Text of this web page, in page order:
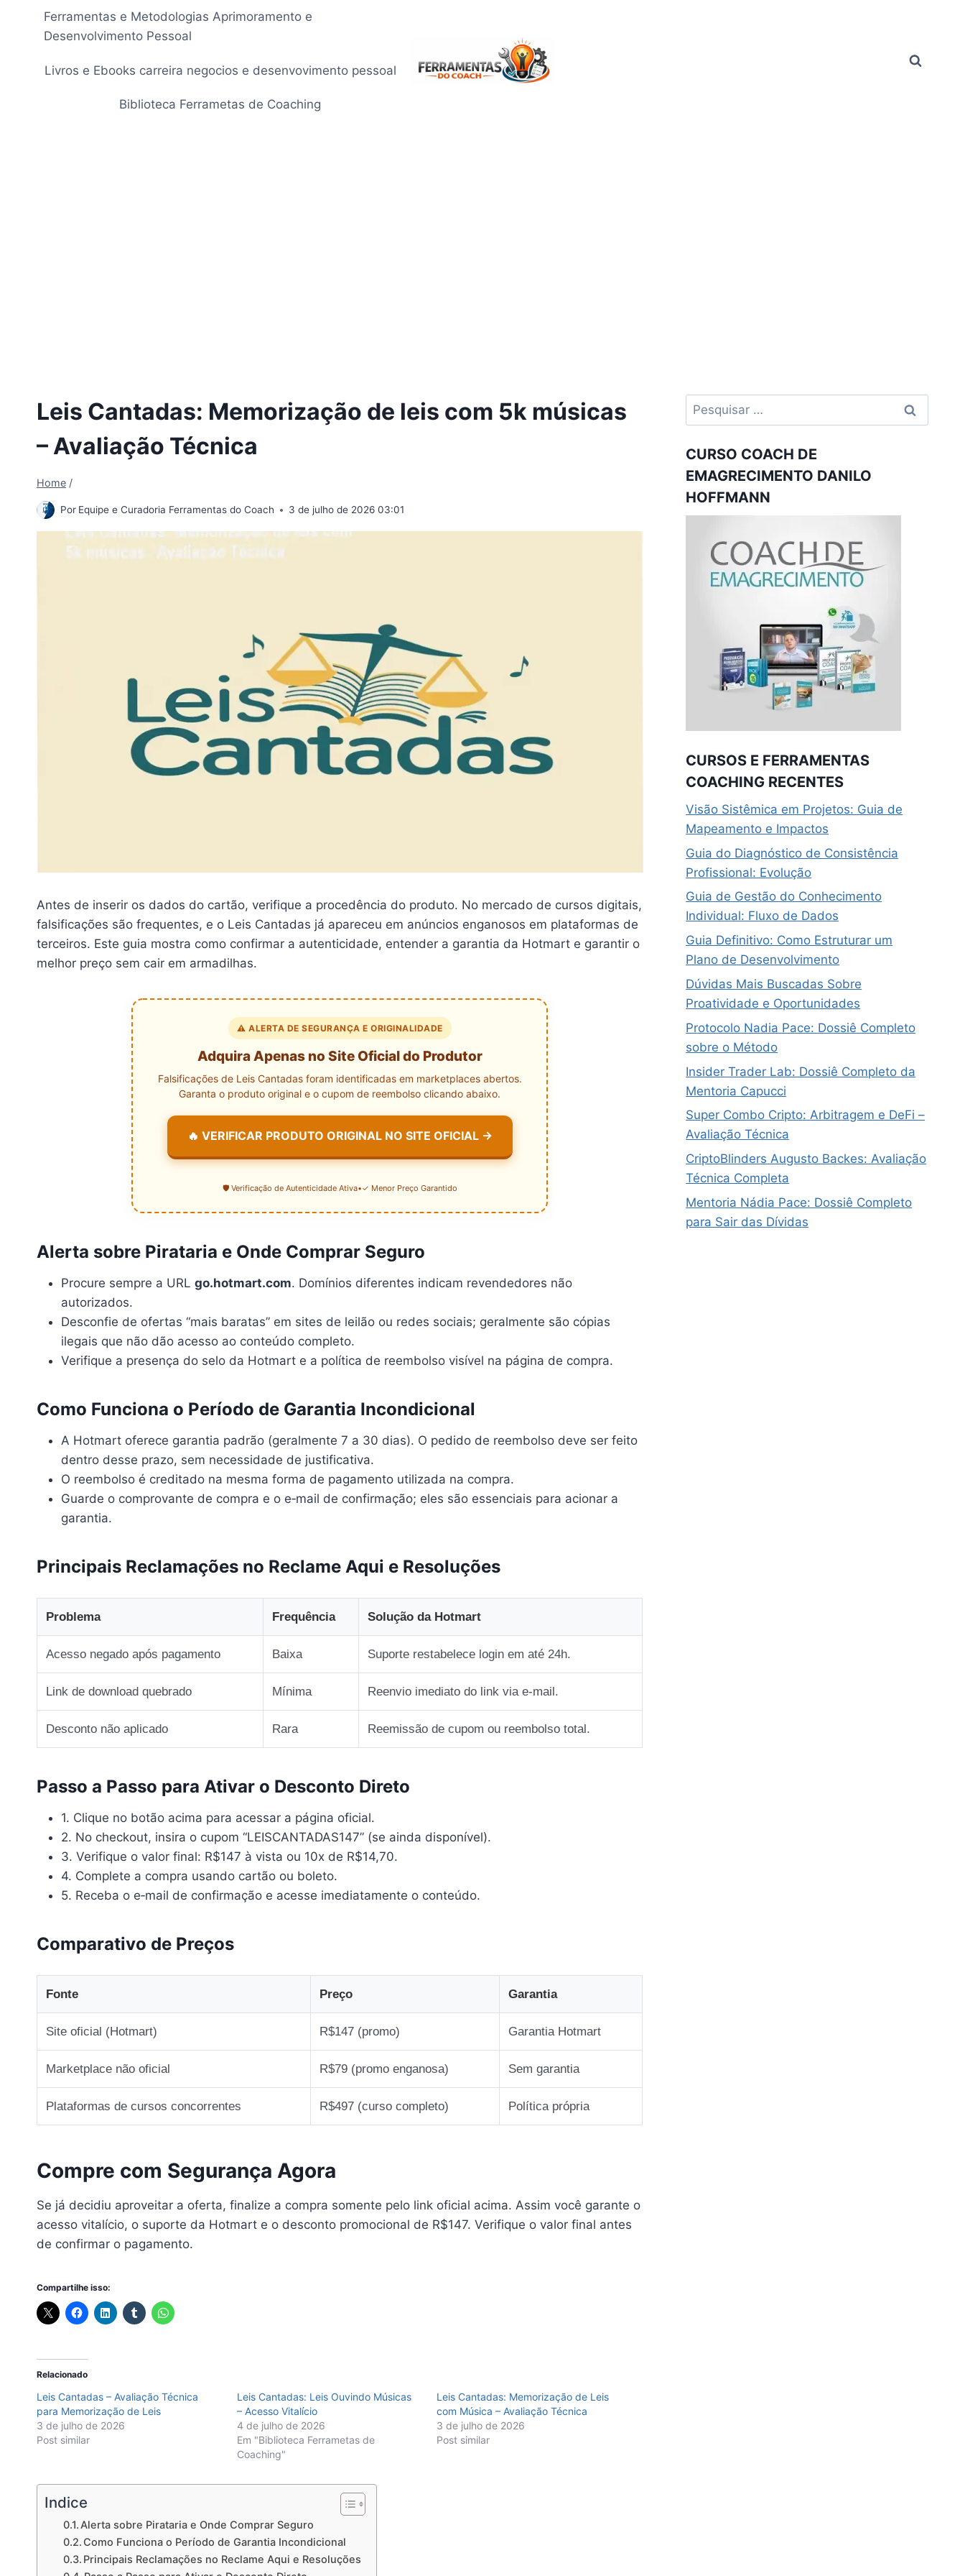
Conteúdo
Ferramentas e Metodologias Aprimoramento e
Desenvolvimento Pessoal
Livros e Ebooks carreira negocios e desenvovimento pessoal
Biblioteca Ferrametas de Coaching
Leis Cantadas: Memorização de leis com 5k músicas
– Avaliação Técnica
Home /
Por Equipe e Curadoria Ferramentas do Coach 3 de julho de 2026 03:01
Antes de inserir os dados do cartão, verifique a procedência do produto. No mercado de cursos digitais,
falsificações são frequentes, e o Leis Cantadas já apareceu em anúncios enganosos em plataformas de
terceiros. Este guia mostra como confirmar a autenticidade, entender a garantia da Hotmart e garantir o
melhor preço sem cair em armadilhas.
⚠️ ALERTA DE SEGURANÇA E ORIGINALIDADE
Adquira Apenas no Site Oficial do Produtor
Falsificações de Leis Cantadas foram identificadas em marketplaces abertos.
Garanta o produto original e o cupom de reembolso clicando abaixo.
🔥 VERIFICAR PRODUTO ORIGINAL NO SITE OFICIAL →
🛡️ Verificação de Autenticidade Ativa•✓ Menor Preço Garantido
Alerta sobre Pirataria e Onde Comprar Seguro
Procure sempre a URL go.hotmart.com. Domínios diferentes indicam revendedores não
autorizados.
Desconfie de ofertas “mais baratas” em sites de leilão ou redes sociais; geralmente são cópias
ilegais que não dão acesso ao conteúdo completo.
Verifique a presença do selo da Hotmart e a política de reembolso visível na página de compra.
Como Funciona o Período de Garantia Incondicional
A Hotmart oferece garantia padrão (geralmente 7 a 30 dias). O pedido de reembolso deve ser feito
dentro desse prazo, sem necessidade de justificativa.
O reembolso é creditado na mesma forma de pagamento utilizada na compra.
Guarde o comprovante de compra e o e‑mail de confirmação; eles são essenciais para acionar a
garantia.
Principais Reclamações no Reclame Aqui e Resoluções
Problema Frequência Solução da Hotmart
Acesso negado após pagamento Baixa Suporte restabelece login em até 24h.
Link de download quebrado Mínima Reenvio imediato do link via e‑mail.
Desconto não aplicado Rara Reemissão de cupom ou reembolso total.
Passo a Passo para Ativar o Desconto Direto
1. Clique no botão acima para acessar a página oficial.
2. No checkout, insira o cupom “LEISCANTADAS147” (se ainda disponível).
3. Verifique o valor final: R$147 à vista ou 10x de R$14,70.
4. Complete a compra usando cartão ou boleto.
5. Receba o e‑mail de confirmação e acesse imediatamente o conteúdo.
Comparativo de Preços
Fonte Preço Garantia
Site oficial (Hotmart) R$147 (promo) Garantia Hotmart
Marketplace não oficial R$79 (promo enganosa) Sem garantia
Plataformas de cursos concorrentes R$497 (curso completo) Política própria
Compre com Segurança Agora
Se já decidiu aproveitar a oferta, finalize a compra somente pelo link oficial acima. Assim você garante o
acesso vitalício, o suporte da Hotmart e o desconto promocional de R$147. Verifique o valor final antes
de confirmar o pagamento.
Compartilhe isso:
Relacionado
Leis Cantadas – Avaliação Técnica
para Memorização de Leis
3 de julho de 2026
Post similar
Leis Cantadas: Leis Ouvindo Músicas
– Acesso Vitalício
4 de julho de 2026
Em "Biblioteca Ferrametas de
Coaching"
Leis Cantadas: Memorização de Leis
com Música – Avaliação Técnica
3 de julho de 2026
Post similar
Indice
Alerta sobre Pirataria e Onde Comprar Seguro
Como Funciona o Período de Garantia Incondicional
Principais Reclamações no Reclame Aqui e Resoluções
Pesquisar
por:
CURSO COACH DE
EMAGRECIMENTO DANILO
HOFFMANN
CURSOS E FERRAMENTAS
COACHING RECENTES
Visão Sistêmica em Projetos: Guia de
Mapeamento e Impactos
Guia do Diagnóstico de Consistência
Profissional: Evolução
Guia de Gestão do Conhecimento
Individual: Fluxo de Dados
Guia Definitivo: Como Estruturar um
Plano de Desenvolvimento
Dúvidas Mais Buscadas Sobre
Proatividade e Oportunidades
Protocolo Nadia Pace: Dossiê Completo
sobre o Método
Insider Trader Lab: Dossiê Completo da
Mentoria Capucci
Super Combo Cripto: Arbitragem e DeFi –
Avaliação Técnica
CriptoBlinders Augusto Backes: Avaliação
Técnica Completa
Mentoria Nádia Pace: Dossiê Completo
para Sair das Dívidas